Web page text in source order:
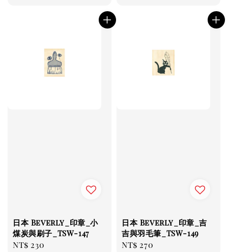
日本 Beverly_印章_小
煤炭與刷子_TSW-147
Regular
NT$ 230
日本 Beverly_印章_吉
吉與羽毛筆_TSW-149
Regular
NT$ 270